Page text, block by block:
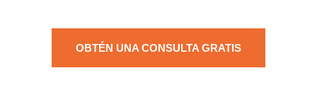
OBTÉN UNA CONSULTA GRATIS